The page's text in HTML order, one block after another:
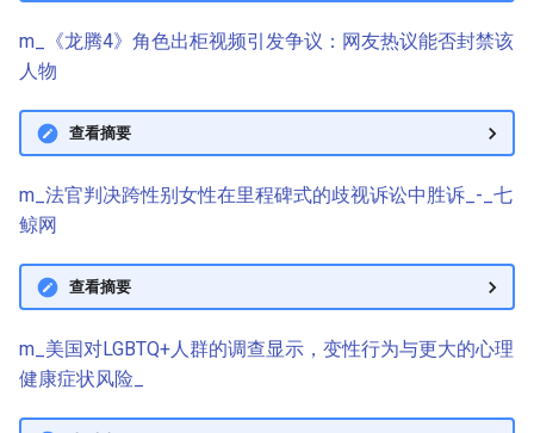
m_《龙腾4》角色出柜视频引发争议：网友热议能否封禁该
人物
查看摘要
m_法官判决跨性别女性在里程碑式的歧视诉讼中胜诉_-_七
鲸网
查看摘要
m_美国对LGBTQ+人群的调查显示，变性行为与更大的心理
健康症状风险_